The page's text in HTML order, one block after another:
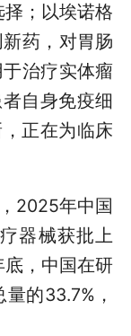
；以埃诺格
药，对胃肠
治疗实体瘤
自身免疫细
正在为临床
2025年中国
器械获批上
，中国在研
的33.7%，